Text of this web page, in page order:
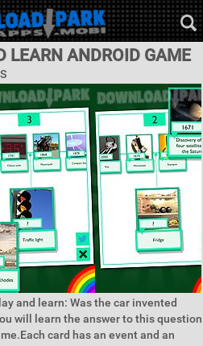
LEARN ANDROID GAME
and learn: Was the car invented
will learn the answer to this question
card has an event and an